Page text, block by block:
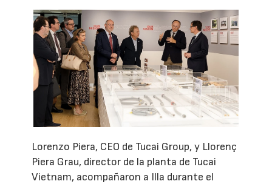
Lorenzo Piera, CEO de Tucai Group, y Llorenç
Piera Grau, director de la planta de Tucai
Vietnam, acompañaron a Illa durante el